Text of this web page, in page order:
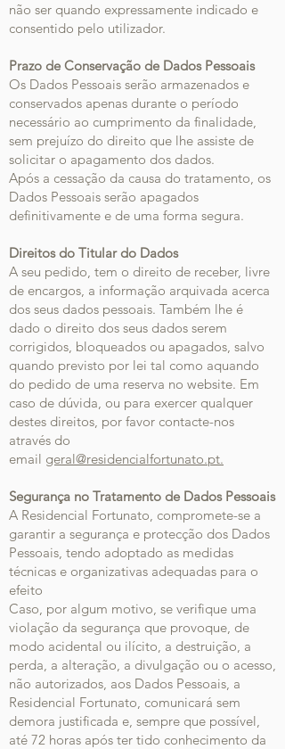
não ser quando expressamente indicado e
consentido pelo utilizador.
Prazo de Conservação de Dados Pessoais
Os Dados Pessoais serão armazenados e
conservados apenas durante o período
necessário ao cumprimento da finalidade,
sem prejuízo do direito que lhe assiste de
solicitar o apagamento dos dados.
Após a cessação da causa do tratamento, os
Dados Pessoais serão apagados
definitivamente e de uma forma segura.
Direitos do Titular do Dados
A seu pedido, tem o direito de receber, livre
de encargos, a informação arquivada acerca
dos seus dados pessoais. Também lhe é
dado o direito dos seus dados serem
corrigidos, bloqueados ou apagados, salvo
quando previsto por lei tal como aquando
do pedido de uma reserva no website. Em
caso de dúvida, ou para exercer qualquer
destes direitos, por favor contacte-nos
através do
email geral@residencialfortunato.pt.
Segurança no Tratamento de Dados Pessoais
A Residencial Fortunato, compromete-se a
garantir a segurança e protecção dos Dados
Pessoais, tendo adoptado as medidas
técnicas e organizativas adequadas para o
efeito
Caso, por algum motivo, se verifique uma
violação da segurança que provoque, de
modo acidental ou ilícito, a destruição, a
perda, a alteração, a divulgação ou o acesso,
não autorizados, aos Dados Pessoais, a
Residencial Fortunato, comunicará sem
demora justificada e, sempre que possível,
até 72 horas após ter tido conhecimento da